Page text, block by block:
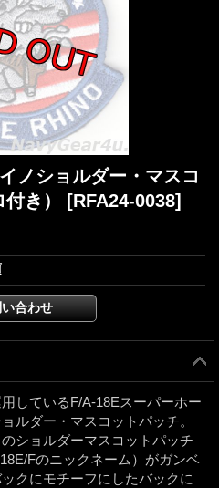
ノショルダー・マスコ
き） [RFA24-0038]
しているF/A-18Eスーパーホー
ルダー・マスコットパッチ。
ショルダーマスコットパッチ
Fのニックネーム）がガンベ
クにモチーフにしたバックに